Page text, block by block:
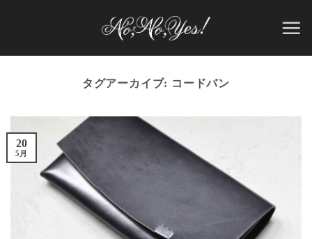
タグアーカイブ: コードバン
20
5月